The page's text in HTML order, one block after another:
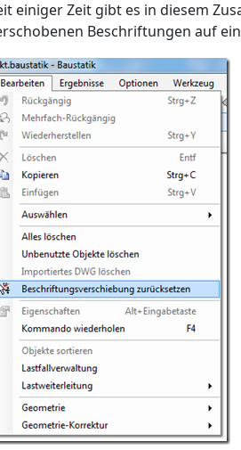
einiger Zeit gibt es in diesem
Beschriftungen auf